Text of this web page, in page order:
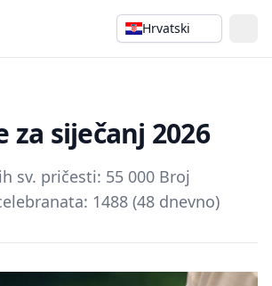
Hrvatski
za siječanj 2026
sv. pričesti: 55 000 Broj
1488 (48 dnevno)